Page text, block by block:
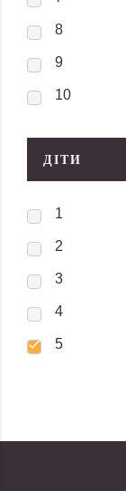
8
9
10
ДІТИ
1
2
3
4
5